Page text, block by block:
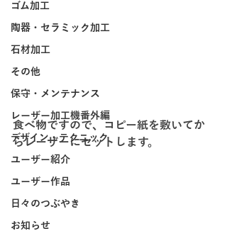
ゴム加工
陶器・セラミック加工
石材加工
その他
保守・メンテナンス
レーザー加工機番外編
デザイン・テクニック
ユーザー紹介
ユーザー作品
日々のつぶやき
お知らせ
食べ物ですので、コピー紙を敷いてか
らレーザーにセットします。